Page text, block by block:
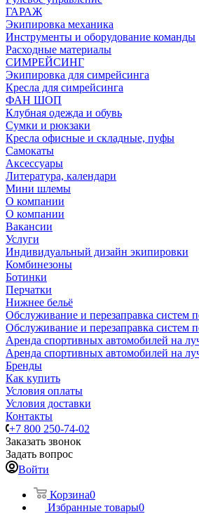
ГАРАЖ
Экипировка механика
Инструменты и оборудование команды
Расходные материалы
СИМРЕЙСИНГ
Экипировка для симрейсинга
Кресла для симрейсинга
ФАН ШОП
Клубная одежда и обувь
Сумки и рюкзаки
Кресла офисные и складные, пуфы
Самокаты
Аксессуары
Литература, календари
Мини шлемы
О компании
О компании
Вакансии
Услуги
Индивидуальный дизайн экипировки
Комбинезоны
Ботинки
Перчатки
Нижнее бельё
Обслуживание и перезаправка систем
Обслуживание и перезаправка систем
Аренда спортивных автомобилей на
Аренда спортивных автомобилей на
Бренды
Как купить
Условия оплаты
Условия доставки
Контакты
+7 800 250-74-02
Заказать звонок
Задать вопрос
Войти
Корзина0
Избранные товары0